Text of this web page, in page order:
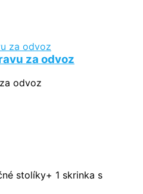
za odvoz
odvoz
stolíky+ 1 skrinka s